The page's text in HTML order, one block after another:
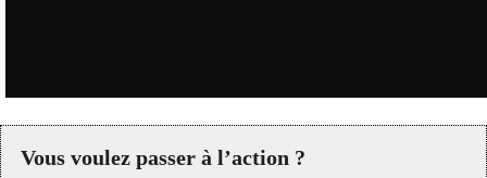
Vous voulez passer à l’action ?